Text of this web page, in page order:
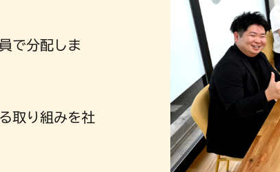
で分配しま
取り組みを社